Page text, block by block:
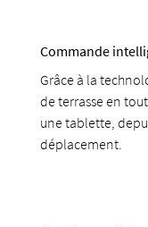
Commande
Grâce à la
de terrasse en
une tablette,
déplacement.